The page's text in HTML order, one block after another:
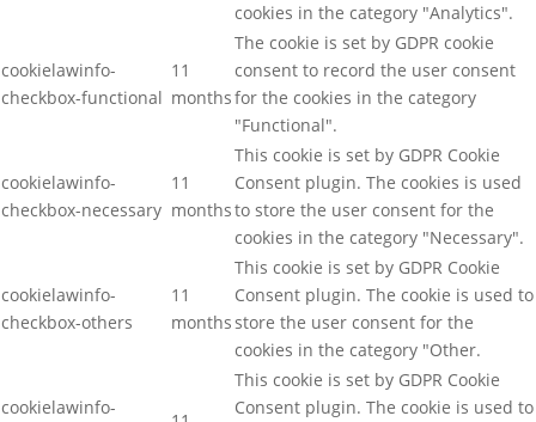
cookies in the category "Analytics".
cookielawinfo-
checkbox-functional
11
months
The cookie is set by GDPR cookie
consent to record the user consent
for the cookies in the category
"Functional".
cookielawinfo-
checkbox-necessary
11
months
This cookie is set by GDPR Cookie
Consent plugin. The cookies is used
to store the user consent for the
cookies in the category "Necessary".
cookielawinfo-
checkbox-others
11
months
This cookie is set by GDPR Cookie
Consent plugin. The cookie is used to
store the user consent for the
cookies in the category "Other.
cookielawinfo-
This cookie is set by GDPR Cookie
Consent plugin. The cookie is used to